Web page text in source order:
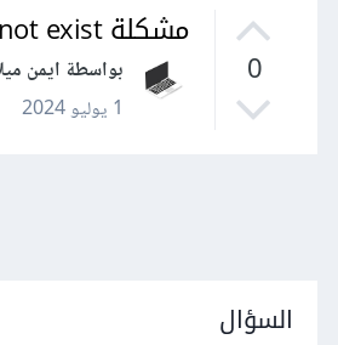
0
مشكلة Target class [StudentController] does not exist.
بواسطة ايمن
1 يوليو 2024
السؤال